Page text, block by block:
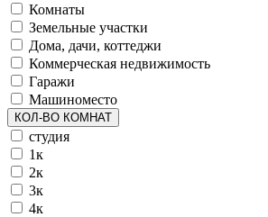
Комнаты
Земельные участки
Дома, дачи, коттеджи
Коммерческая недвижимость
Гаражи
Машиноместо
КОЛ-ВО КОМНАТ
студия
1к
2к
3к
4к